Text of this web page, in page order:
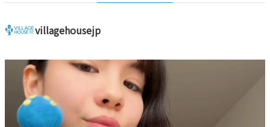
villagehousejp